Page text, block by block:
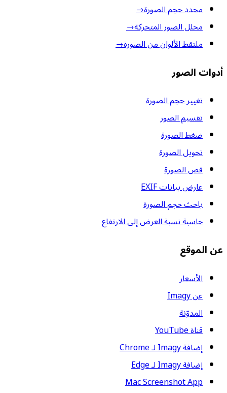
محدد حجم الصورة→
محلل الصور المتحركة→
ملتقط الألوان من الصورة→
أدوات الصور
تغيير حجم الصورة
تقسيم الصور
ضغط الصورة
تحويل الصورة
قص الصورة
عارض بيانات EXIF
باحث حجم الصورة
حاسبة نسبة العرض إلى الارتفاع
عن الموقع
الأسعار
عن Imagy
المدوّنة
قناة YouTube
إضافة Imagy لـ Chrome
إضافة Imagy لـ Edge
Mac Screenshot App